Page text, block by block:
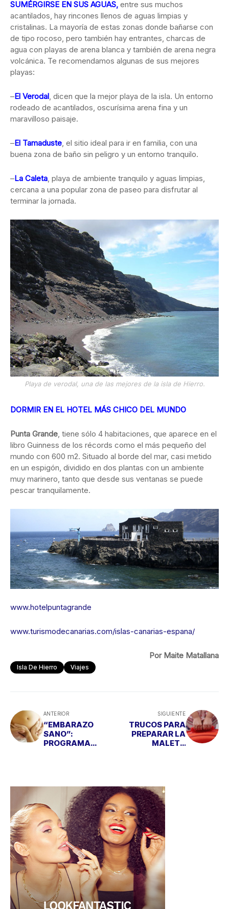
SUMÉRGIRSE EN SUS AGUAS, entre sus muchos
acantilados, hay rincones llenos de aguas limpias y
cristalinas. La mayoría de estas zonas donde bañarse con
de tipo rocoso, pero también hay entrantes, charcas de
agua con playas de arena blanca y también de arena negra
volcánica. Te recomendamos algunas de sus mejores
playas:
–El Verodal , dicen que la mejor playa de la isla. Un entorno
rodeado de acantilados, oscurísima arena fina y un
maravilloso paisaje.
–El Tamaduste , el sitio ideal para ir en familia, con una
buena zona de baño sin peligro y un entorno tranquilo.
–La Caleta , playa de ambiente tranquilo y aguas limpias,
cercana a una popular zona de paseo para disfrutar al
terminar la jornada.
Playa de verodal, una de las mejores de la isla de Hierro.
DORMIR EN EL HOTEL MÁS CHICO DEL MUNDO
Punta Grande, tiene sólo 4 habitaciones, que aparece en el
libro Guinness de los récords como el más pequeño del
mundo con 600 m2. Situado al borde del mar, casi metido
en un espigón, dividido en dos plantas con un ambiente
muy marinero, tanto que desde sus ventanas se puede
pescar tranquilamente.
www.hotelpuntagrande
www.turismodecanarias.com/islas-canarias-espana/
Por Maite Matallana
Isla De Hierro Viajes
ANTERIOR
“EMBARAZO
SANO”:
PROGRAMA
SIGUIENTE
TRUCOS PARA
PREPARAR LA
MALETA